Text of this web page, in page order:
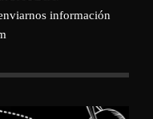
información